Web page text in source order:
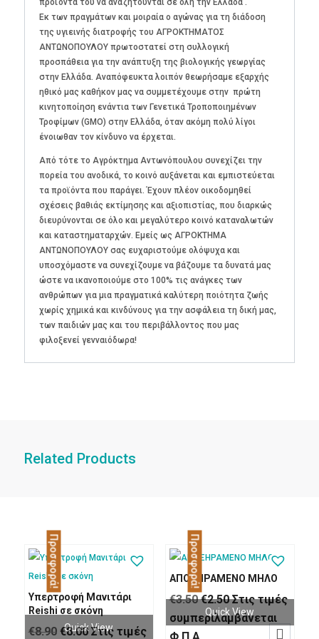
προϊόντα του να αναζητούνται σε όλη την Ελλάδα .
Εκ των πραγμάτων και μοιραία ο αγώνας για τη διάδοση
της υγιεινής διατροφής του ΑΓΡΟΚΤΗΜΑΤΟΣ
ΑΝΤΩΝΟΠΟΥΛΟΥ πρωτοστατεί στη συλλογική
προσπάθεια για την ανάπτυξη της βιολογικής γεωργίας
στην Ελλάδα. Αναπόφευκτα λοιπόν θεωρήσαμε εξαρχής
ηθικό μας καθήκον μας να συμμετέχουμε στην πρώτη
κινητοποίηση ενάντια των Γενετικά Τροποποιημένων
Τροφίμων (GMO) στην Ελλάδα, όταν ακόμη πολύ λίγοι
ένοιωθαν τον κίνδυνο να έρχεται.
Από τότε το Αγρόκτημα Αντωνόπουλου συνεχίζει την
πορεία του ανοδικά, το κοινό αυξάνεται και εμπιστεύεται
τα προϊόντα που παράγει. Έχουν πλέον οικοδομηθεί
σχέσεις βαθιάς εκτίμησης και αξιοπιστίας, που διαρκώς
διευρύνονται σε όλο και μεγαλύτερο κοινό καταναλωτών
και καταστηματαρχών. Εμείς ως ΑΓΡΟΚΤΗΜΑ
ΑΝΤΩΝΟΠΟΥΛΟΥ σας ευχαριστούμε ολόψυχα και
υποσχόμαστε να συνεχίζουμε να βάζουμε τα δυνατά μας
ώστε να ικανοποιούμε στο 100% τις ανάγκες των
ανθρώπων για μια πραγματικά καλύτερη ποιότητα ζωής
χωρίς χημικά και κινδύνους για την ασφάλεια τη δική μας,
των παιδιών μας και του περιβάλλοντος που μας
φιλοξενεί γενναιόδωρα!
Related Products
Προσφορά!
Υπερτροφή Μανιτάρι
Reishi σε σκόνη
€8.90 Original
€8.00ΗΣτις τιμές
Quick View
Προσφορά!
ΑΠΟΞΗΡΑΜΕΝΟ ΜΗΛΟ
€3.50Original
price
was:
€2.50Η
τρέχουσα
Στις τιμές
συμπεριλαμβάνεται
Quick View
